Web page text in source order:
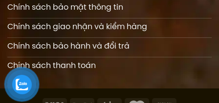
Chính sách bảo mật thông tin
Chính sách giao nhận và kiểm hàng
Chính sách bảo hành và đổi trả
Chính sách thanh toán